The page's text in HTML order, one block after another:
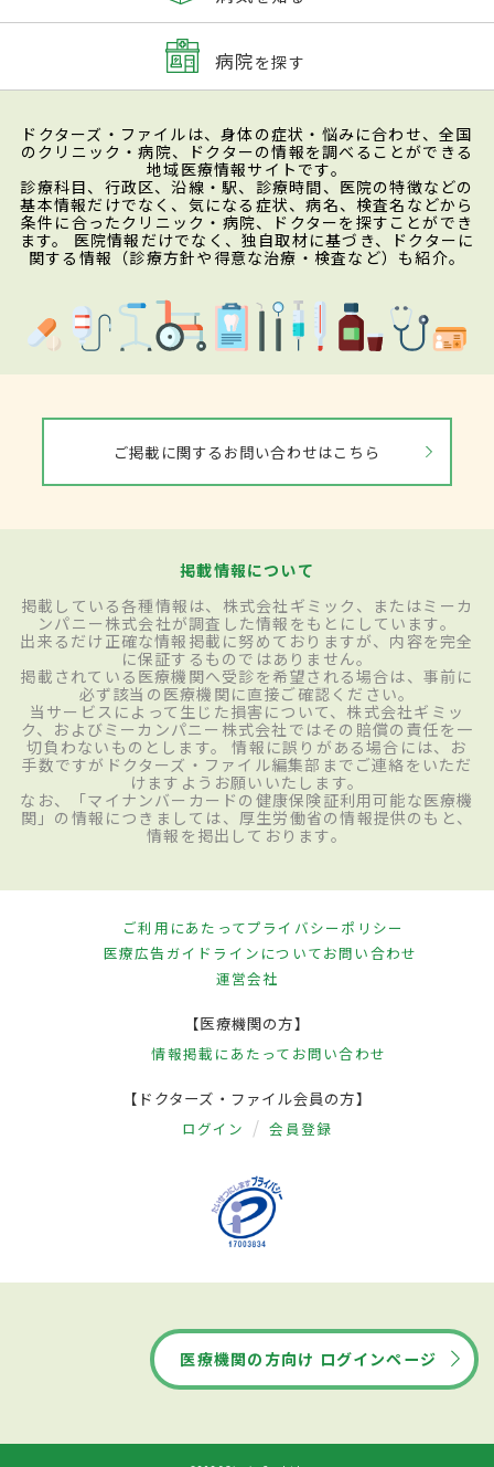
病院を探す
ドクターズ・ファイルは、身体の症状・悩みに合わせ、全国
のクリニック・病院、ドクターの情報を調べることができる
地域医療情報サイトです。
診療科目、行政区、沿線・駅、診療時間、医院の特徴などの
基本情報だけでなく、気になる症状、病名、検査名などから
条件に合ったクリニック・病院、ドクターを探すことができ
ます。 医院情報だけでなく、独自取材に基づき、ドクターに
関する情報（診療方針や得意な治療・検査など）も紹介。
ご掲載に関するお問い合わせはこちら
掲載情報について
掲載している各種情報は、株式会社ギミック、またはミーカ
ンパニー株式会社が調査した情報をもとにしています。
出来るだけ正確な情報掲載に努めておりますが、内容を完全
に保証するものではありません。
掲載されている医療機関へ受診を希望される場合は、事前に
必ず該当の医療機関に直接ご確認ください。
当サービスによって生じた損害について、株式会社ギミッ
ク、およびミーカンパニー株式会社ではその賠償の責任を一
切負わないものとします。 情報に誤りがある場合には、お
手数ですがドクターズ・ファイル編集部までご連絡をいただ
けますようお願いいたします。
なお、「マイナンバーカードの健康保険証利用可能な医療機
関」の情報につきましては、厚生労働省の情報提供のもと、
情報を掲出しております。
ご利用にあたってプライバシーポリシー
医療広告ガイドラインについてお問い合わせ
運営会社
【医療機関の方】
情報掲載にあたって お問い合わせ
【ドクターズ・ファイル会員の方】
ログイン 会員登録
医療機関の方向け ログインページ